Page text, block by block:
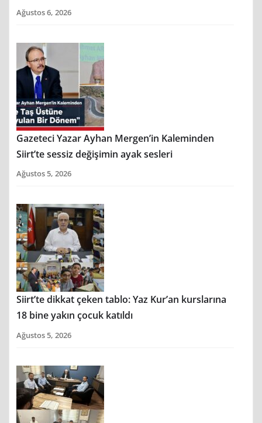
Ağustos 6, 2026
Gazeteci Yazar Ayhan Mergen’in Kaleminden
Siirt’te sessiz değişimin ayak sesleri
Ağustos 5, 2026
Siirt’te dikkat çeken tablo: Yaz Kur’an kurslarına
18 bine yakın çocuk katıldı
Ağustos 5, 2026